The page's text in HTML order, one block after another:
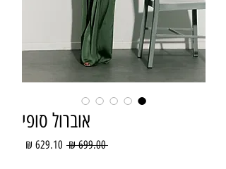
אוברול סופי
‏699.00 ‏₪
מחיר